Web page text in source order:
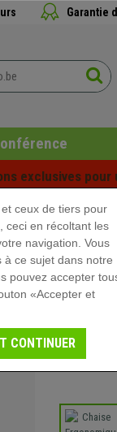
Garantie
exclusives pour
ceux de tiers pour
ceci en récoltant les
navigation. Vous
à ce sujet dans notre
pouvez accepter
«Accepter et
CONTINUER